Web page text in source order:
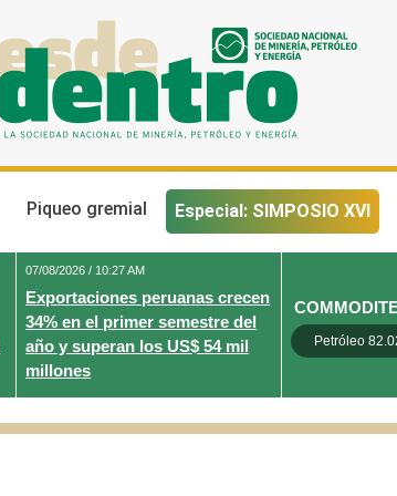
Piqueo gremial Especial: SIMPOSIO XVI
07/08/2026 / 10:27 AM
Exportaciones peruanas crecen
34% en el primer semestre del
año y superan los US$ 54 mil
millones
Petróleo